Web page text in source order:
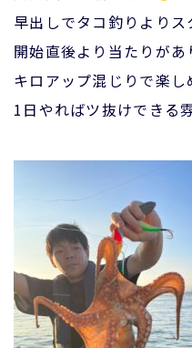
早出しでタコ釣りよりス
開始直後より当たりがあ
キロアップ混じりで楽し
1日やればツ抜けできる